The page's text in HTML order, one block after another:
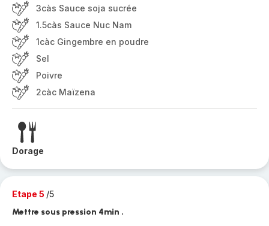
3càs Sauce soja sucrée
1.5càs Sauce Nuc Nam
1càc Gingembre en poudre
Sel
Poivre
2càc Maïzena
Dorage
Etape 5 /5
Mettre sous pression 4min .